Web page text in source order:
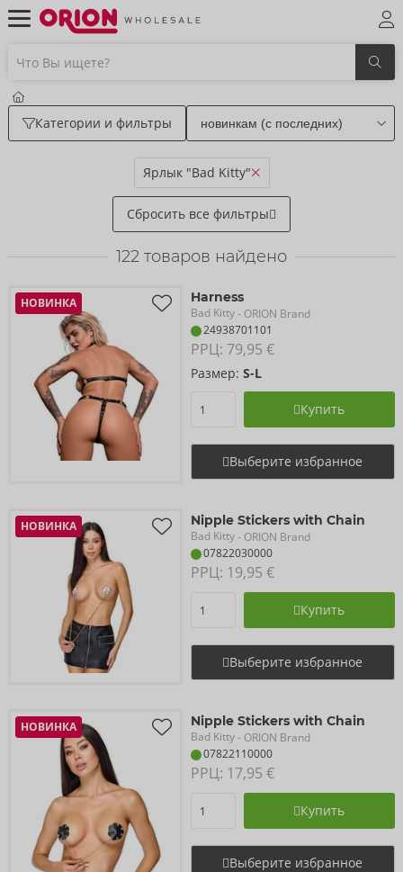
Категории и фильтры
Ярлык "Bad Kitty"
Сбросить все фильтры
122 товаров найдено
НОВИНКА Harness
Bad Kitty- ORION Brand
24938701101
РРЦ: 79,95 €
Размер: S-L
Купить
Выберите избранное
НОВИНКА Nipple Stickers with Chain
Bad Kitty- ORION Brand
07822030000
РРЦ: 19,95 €
Купить
Выберите избранное
НОВИНКА Nipple Stickers with Chain
Bad Kitty- ORION Brand
07822110000
РРЦ: 17,95 €
Купить
Выберите избранное